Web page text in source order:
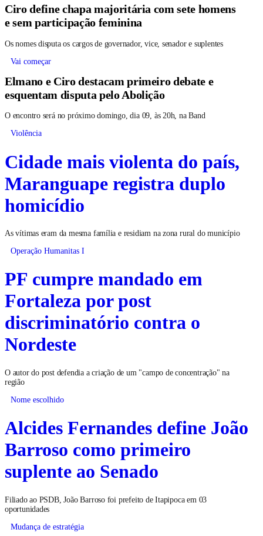
Ciro define chapa majoritária com sete homens
e sem participação feminina
Os nomes disputa os cargos de governador, vice, senador e suplentes
Vai começar
Elmano e Ciro destacam primeiro debate e
esquentam disputa pelo Abolição
O encontro será no próximo domingo, dia 09, às 20h, na Band
Violência
Cidade mais violenta do país,
Maranguape registra duplo
homicídio
As vítimas eram da mesma família e residiam na zona rural do município
Operação Humanitas I
PF cumpre mandado em
Fortaleza por post
discriminatório contra o
Nordeste
O autor do post defendia a criação de um "campo de concentração" na
região
Nome escolhido
Alcides Fernandes define João
Barroso como primeiro
suplente ao Senado
Filiado ao PSDB, João Barroso foi prefeito de Itapipoca em 03
oportunidades
Mudança de estratégia